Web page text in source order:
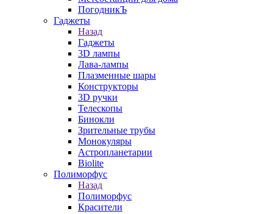
ПогодникЪ
Гаджеты
Назад
Гаджеты
3D лампы
Лава-лампы
Плазменные шары
Конструкторы
3D ручки
Телескопы
Бинокли
Зрительные трубы
Монокуляры
Астропланетарии
Biolite
Полиморфус
Назад
Полиморфус
Красители